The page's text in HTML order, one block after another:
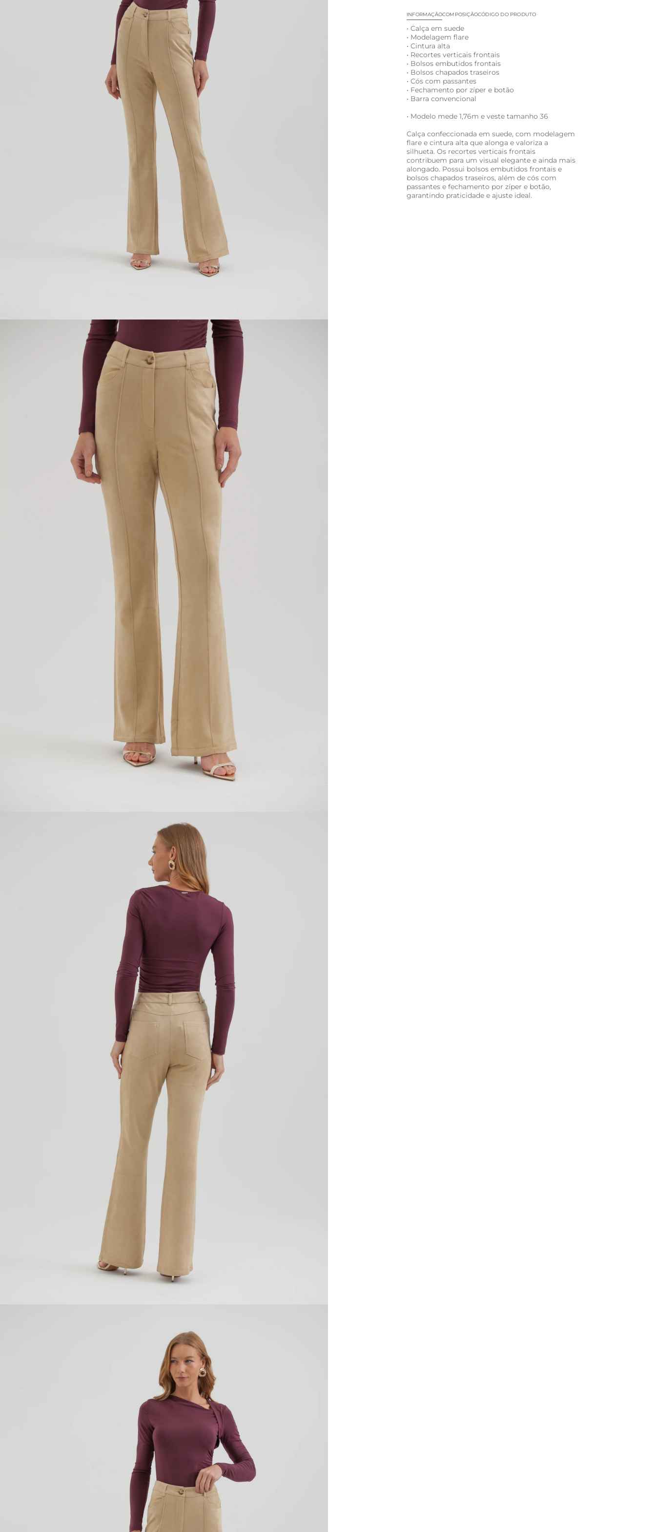
INFORMAÇÃOCOMPOSIÇÃOCÓDIGO DO PRODUTO
• Calça em suede
• Modelagem flare
• Cintura alta
• Recortes verticais frontais
• Bolsos embutidos frontais
• Bolsos chapados traseiros
• Cós com passantes
• Fechamento por zíper e botão
• Barra convencional
• Modelo mede 1,76m e veste tamanho 36
Calça confeccionada em suede, com modelagem
flare e cintura alta que alonga e valoriza a
silhueta. Os recortes verticais frontais
contribuem para um visual elegante e ainda mais
alongado. Possui bolsos embutidos frontais e
bolsos chapados traseiros, além de cós com
passantes e fechamento por zíper e botão,
garantindo praticidade e ajuste ideal.